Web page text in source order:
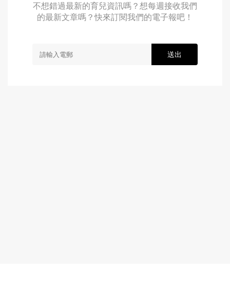
不想錯過最新的育兒資訊嗎？想每週接收我們
的最新文章嗎？快來訂閱我們的電子報吧！
送出